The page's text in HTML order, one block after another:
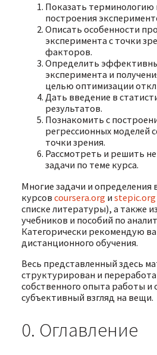
Показать терминологию
построения
Описать особенности
эксперимента с точки
факторов.
Определить
эксперимента и
целью оптимизации
Дать введение в
результатов.
Познакомить с
регрессионных моделей
точки зрения.
Рассмотреть и решить
задачи по теме курса.
Многие задачи и определения
курсов coursera.org и stepic.org
списке литературы), а также
учебников и пособий по
Категорически рекомендую
дистанционного обучения.
Весь представленный здесь
структурирован и
собственного опыта работы и
субъективный взгляд на вещи.
0. Оглавление